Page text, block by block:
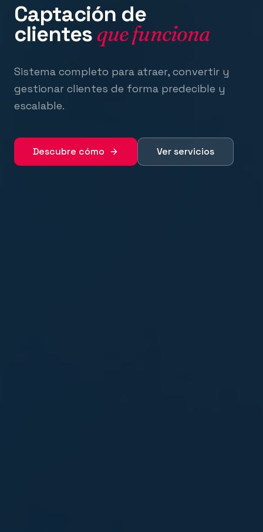
Captación de
clientesque funciona
Sistema completo para atraer, convertir y
gestionar clientes de forma predecible y
escalable.
Descubre cómo Ver servicios